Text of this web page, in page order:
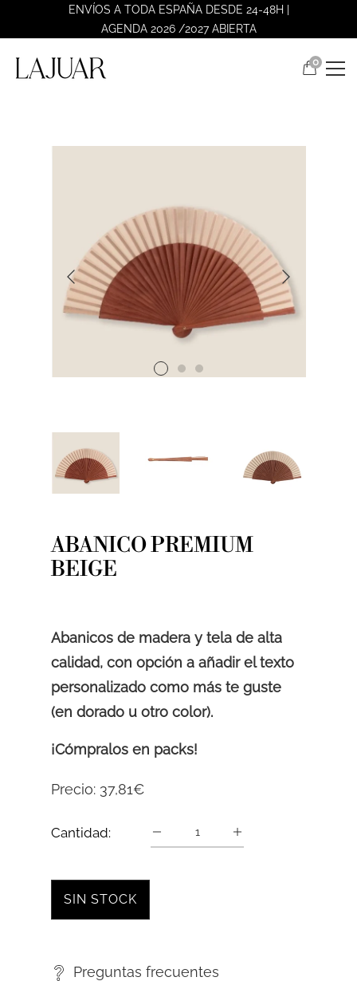
ENVÍOS A TODA ESPAÑA DESDE 24-48H |
AGENDA 2026 /2027 ABIERTA
0
ABANICO PREMIUM
BEIGE
Abanicos de madera y tela de alta
calidad, con opción a añadir el texto
personalizado como más te guste
(en dorado u otro color).
¡Cómpralos en packs!
Precio: 37,81€
Cantidad:
SIN STOCK
Preguntas frecuentes